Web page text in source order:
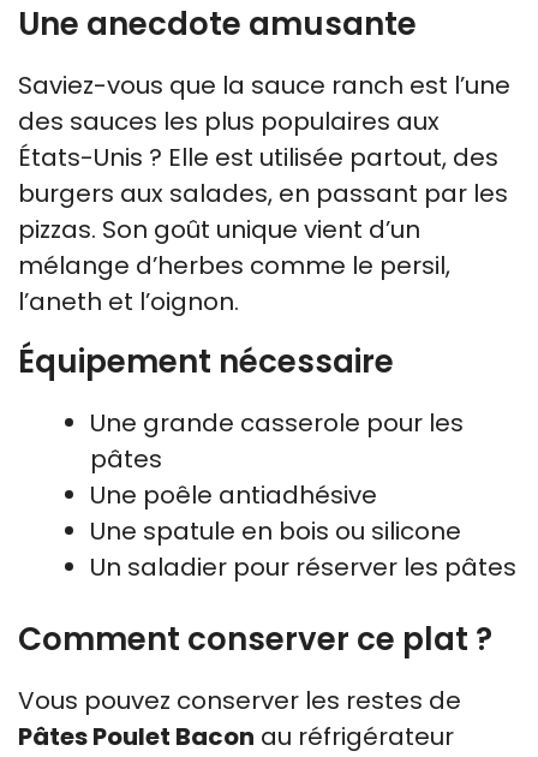
Une anecdote amusante
Saviez-vous que la sauce ranch est l’une
des sauces les plus populaires aux
États-Unis ? Elle est utilisée partout, des
burgers aux salades, en passant par les
pizzas. Son goût unique vient d’un
mélange d’herbes comme le persil,
l’aneth et l’oignon.
Équipement nécessaire
Une grande casserole pour les
pâtes
Une poêle antiadhésive
Une spatule en bois ou silicone
Un saladier pour réserver les pâtes
Comment conserver ce plat ?
Vous pouvez conserver les restes de
Pâtes Poulet Bacon au réfrigérateur